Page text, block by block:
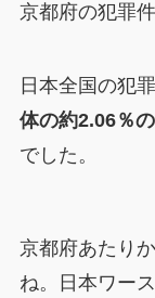
京都府の犯罪
日本全国の犯
体の約2.06％
でした。
京都府あたり
ね。日本ワー